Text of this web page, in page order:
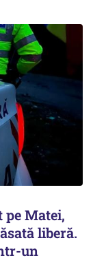
pe Matei,
liberă.
un